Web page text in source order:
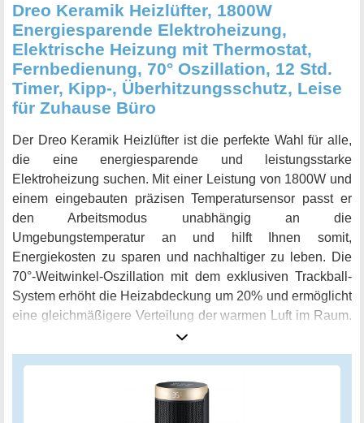
Dreo Keramik Heizlüfter, 1800W
Energiesparende Elektroheizung,
Elektrische Heizung mit Thermostat,
Fernbedienung, 70° Oszillation, 12 Std.
Timer, Kipp-, Überhitzungsschutz, Leise
für Zuhause Büro
Der Dreo Keramik Heizlüfter ist die perfekte Wahl für alle,
die eine energiesparende und leistungsstarke
Elektroheizung suchen. Mit einer Leistung von 1800W und
einem eingebauten präzisen Temperatursensor passt er
den Arbeitsmodus unabhängig an die
Umgebungstemperatur an und hilft Ihnen somit,
Energiekosten zu sparen und nachhaltiger zu leben. Die
70°-Weitwinkel-Oszillation mit dem exklusiven Trackball-
System erhöht die Heizabdeckung um 20% und ermöglicht
eine gleichmäßigere Verteilung der warmen Luft im Raum.
Der Heizlüfter ist zudem leise und nutzt die
Schrägluftstrom-Technologie, die Windgeräusche effektiv
ein ruhiger Luftstrom lässt Sie im kalten Winter ruhig
schlafen oder ungestört arbeiten. Der Touchscreen ist zur